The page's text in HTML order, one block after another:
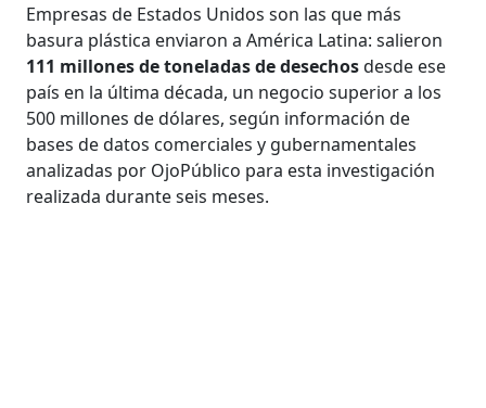
Empresas de Estados Unidos son las que más
basura plástica enviaron a América Latina: salieron
111 millones de toneladas de desechosdesde ese
país en la última década, un negocio superior a los
500 millones de dólares, según información de
bases de datos comerciales y gubernamentales
analizadas por OjoPúblico para esta investigación
realizada durante seis meses.